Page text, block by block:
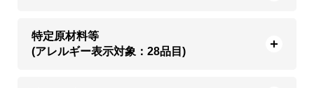
特定原材料等
(アレルギー表示対象：28品目)